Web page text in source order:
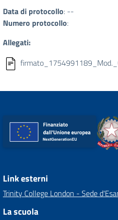
Data di protocollo: --
Numero protocollo:
Allegati:
Link esterni
Trinity College London - Sede
La scuola